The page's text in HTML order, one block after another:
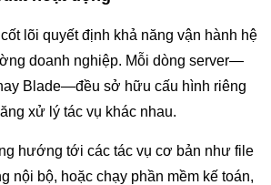
lõi quyết định khả năng vận hành hệ
doanh nghiệp. Mỗi dòng server—
Blade—đều sở hữu cấu hình riêng
xử lý tác vụ khác nhau.
hướng tới các tác vụ cơ bản như file
nội bộ, hoặc chạy phần mềm kế toán,